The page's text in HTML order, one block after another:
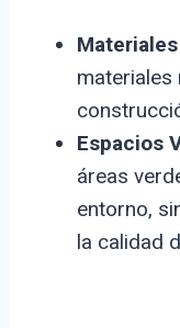
materiales
Espacios
áreas
entorno,
la calidad